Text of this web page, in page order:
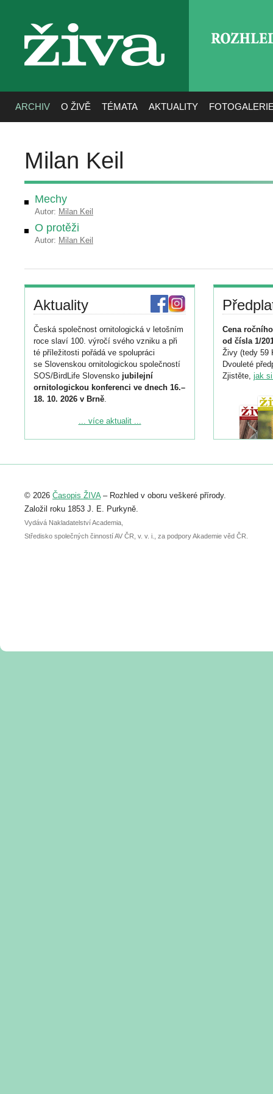
živa
ARCHIV O ŽIVĚ TÉMATA AKTUALITY
Milan Keil
Mechy
Autor: Milan Keil
O protěži
Autor: Milan Keil
Aktuality
Česká společnost ornitologická v letošním
roce slaví 100. výročí svého vzniku a při
té příležitosti pořádá ve spolupráci
se Slovenskou ornitologickou společností
SOS/BirdLife Slovensko jubilejní
ornitologickou konferenci ve dnech 16.–
18. 10. 2026 v Brně.
Podrobnější informace ke konferenci
Registrovat se můžete do 6. září.
abstraktu přihlášené přednášky nebo
posteru je už 30. června.
... více aktualit ...
Cena
od čísla 1/
Živy (tedy 59
Dvouleté
Zjistěte, jak
© 2026 Časopis ŽIVA– Rozhled v oboru veškeré přírody.
Založil roku 1853 J. E. Purkyně.
Vydává Nakladatelství Academia,
Středisko společných činností AV ČR, v. v. i., za podpory Akademie věd ČR.